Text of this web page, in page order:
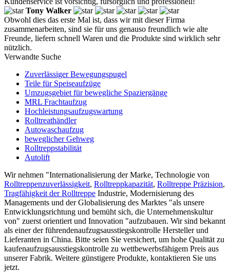
Tony Walker
Obwohl dies das erste Mal ist, dass wir mit dieser Firma
zusammenarbeiten, sind sie für uns genauso freundlich wie alte
Freunde, liefern schnell Waren und die Produkte sind wirklich sehr
nützlich.
Verwandte Suche
Zuverlässiger Bewegungspugel
Teile für Speiseaufzüge
Umzugsgebiet für bewegliche Spaziergänge
MRL Frachtaufzug
Hochleistungsaufzugswartung
Rolltreathändler
Autowaschaufzug
beweglicher Gehweg
Rolltreppstabilität
Autolift
Wir nehmen "Internationalisierung der Marke, Technologie von
Rolltreppenzuverlässigkeit, Rolltreppkapazität, Rolltreppe Präzision,
Tragfähigkeit der Rolltreppe Industrie, Modernisierung des
Managements und der Globalisierung des Marktes "als unsere
Entwicklungsrichtung und bemüht sich, die Unternehmenskultur
von" zuerst orientiert und Innovation "aufzubauen. Wir sind bekannt
als einer der führendenaufzugsausstiegskontrolle Hersteller und
Lieferanten in China. Bitte seien Sie versichert, um hohe Qualität zu
kaufenaufzugsausstiegskontrolle zu wettbewerbsfähigem Preis aus
unserer Fabrik. Weitere günstigere Produkte, kontaktieren Sie uns
jetzt.